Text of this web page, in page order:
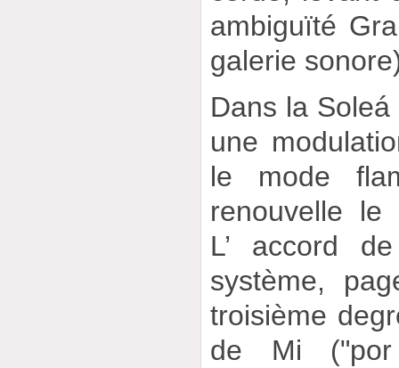
ambiguïté
galerie
Dans la Soleá
une
le mode
renouvelle le
L’ accord
système,
troisième
de Mi